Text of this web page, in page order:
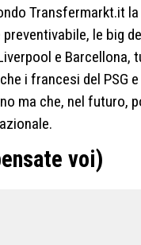
Transfermarkt.it
le big
e Barcellona,
i francesi del PSG
ma che, nel futuro,
voi)